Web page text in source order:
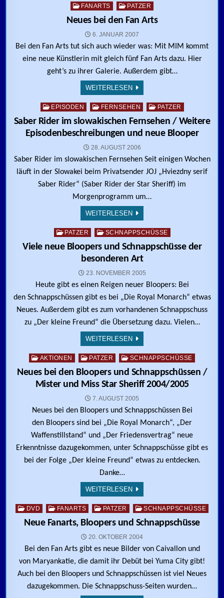
Posted in
FANARTS PATZER
Neues bei den Fan Arts
6. JANUAR 2007
Bei den Fan Arts tut sich auch wieder was: Mit MIM kommt
eine neue Künstlerin mit gleich fünf Fan Arts dazu. Hier
geht’s zu ihrer Galerie. Außerdem gibt…
WEITERLESEN
Posted in
EPISODEN FERNSEHEN PATZER
Saber Rider im slowakischen Fernsehen / Weitere
Episodenbeschreibungen und neue Blooper
28. AUGUST 2006
Saber Rider im slowakischen Fernsehen Seit einigen Wochen
läuft in der Slowakei beim Privatsender JOJ „Hviezdny serif
Saber Rider“ (Saber Rider der Star Sheriff) im
Morgenprogramm um…
WEITERLESEN
Posted in
PATZER SCHNAPPSCHÜSSE
Viele neue Bloopers und Schnappschüsse der
besonderen Art
23. NOVEMBER 2005
Heute gibt es einen Reigen neuer Bloopers: Bei
den Schnappschüssen gibt es bei „Die Royal Monarch“ etwas
Neues. Außerdem gibt es zum vorhandenen Schnappschuss
zu „Der kleine Freund“ die Übersetzung dazu. Vielen…
WEITERLESEN
Posted in
AKTIONEN PATZER SCHNAPPSCHÜSSE
Neues bei den Bloopers und Schnappschüssen /
Mister und Miss Star Sheriff 2004/2005
7. AUGUST 2005
Neues bei den Bloopers und Schnappschüssen Bei
den Bloopers sind bei „Die Royal Monarch“, „Der
Waffenstillstand“ und „Der Friedensvertrag“ neue
Erkenntnisse dazugekommen, unter Schnappschüsse gibt es
bei der Folge „Der kleine Freund“ etwas zu entdecken.
Danke…
WEITERLESEN
Posted in
DVD FANARTS PATZER SCHNAPPSCHÜSSE
Neue Fanarts, Bloopers und Schnappschüsse
20. OKTOBER 2004
Bei den Fan Arts gibt es neue Bilder von Caivallon und
von Maryankatie, die damit ihr Debüt bei Yuma City gibt!
Auch bei den Bloopers und Schnappschüssen ist viel Neues
dazugekommen. Die Schnappschuss-Seiten wurden…